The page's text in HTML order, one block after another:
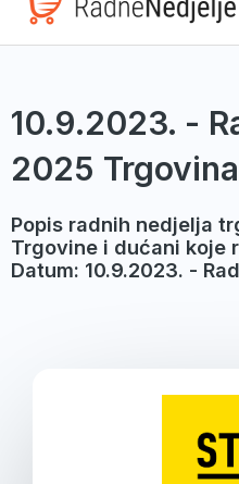
10.9.2023. -
2025 Trgovina
Popis radnih nedjelja
Trgovine i dućani koje
Datum: 10.9.2023. -